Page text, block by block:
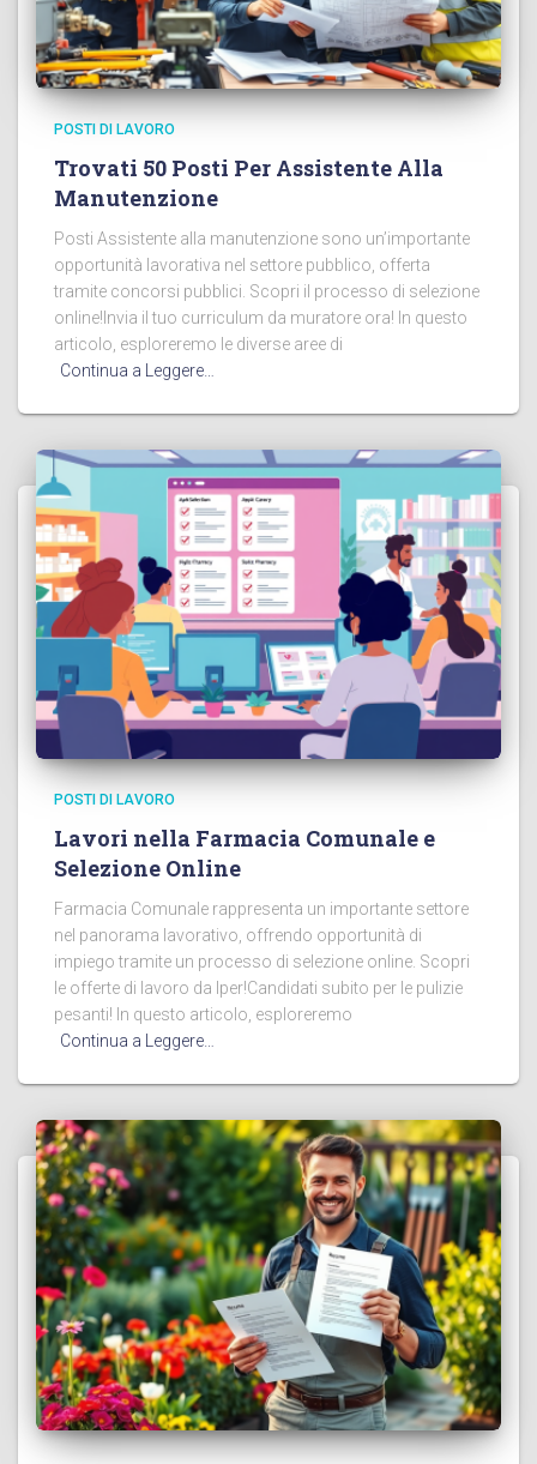
POSTI DI LAVORO
Trovati 50 Posti Per Assistente Alla
Manutenzione
Posti Assistente alla manutenzione sono un’importante
opportunità lavorativa nel settore pubblico, offerta
tramite concorsi pubblici. Scopri il processo di selezione
online!Invia il tuo curriculum da muratore ora! In questo
articolo, esploreremo le diverse aree di
Continua a Leggere…
POSTI DI LAVORO
Lavori nella Farmacia Comunale e
Selezione Online
Farmacia Comunale rappresenta un importante settore
nel panorama lavorativo, offrendo opportunità di
impiego tramite un processo di selezione online. Scopri
le offerte di lavoro da Iper!Candidati subito per le pulizie
pesanti! In questo articolo, esploreremo
Continua a Leggere…